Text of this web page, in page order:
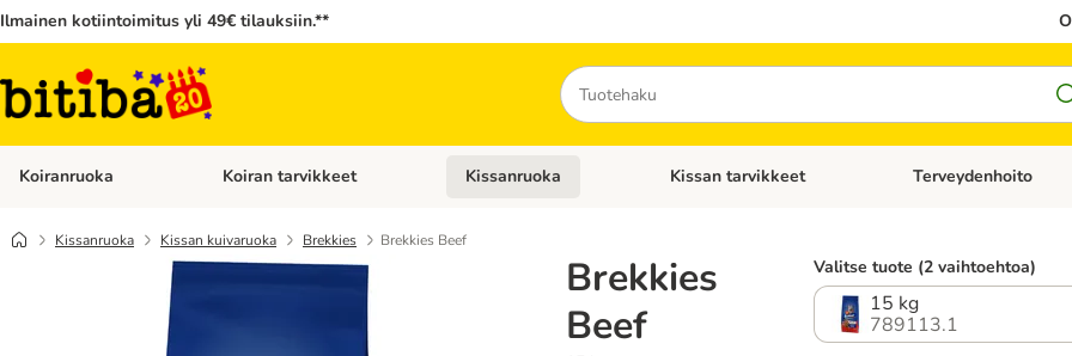
Ilmainen kotiintoimitus yli 49€ tilauksiin.**
Hae
Koiranruoka Avaa kategoriavalikko: Koiranruoka
Koiran tarvikkeet Avaa kategoriavalikko: Koiran tarvikkeet
Kissanruoka Avaa kategoriavalikko: Kissanruoka
Kissan tarvikkeet Avaa kategoriavalikko:
Terveydenhoito
Kissanruoka Kissan kuivaruoka Brekkies Brekkies Beef
Brekkies
Beef
Valitse tuote (2 vaihtoehtoa)
15 kg
789113.1